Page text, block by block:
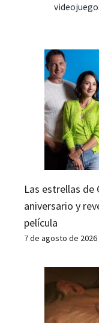
Las estrellas de
aniversario y
película
7 de agosto de 2026